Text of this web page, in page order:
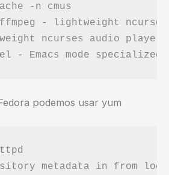
-n cmus
- lightweight
ncurses audio player
podemos usar yum
metadata in from